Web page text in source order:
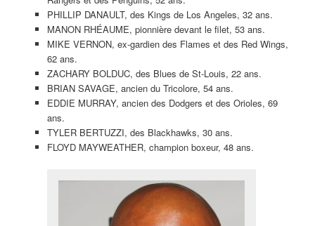
PHILLIP DANAULT, des Kings de Los Angeles, 32 ans.
MANON RHÉAUME, pionnière devant le filet, 53 ans.
MIKE VERNON, ex-gardien des Flames et des Red Wings,
62 ans.
ZACHARY BOLDUC, des Blues de St-Louis, 22 ans.
BRIAN SAVAGE, ancien du Tricolore, 54 ans.
EDDIE MURRAY, ancien des Dodgers et des Orioles, 69
ans.
TYLER BERTUZZI, des Blackhawks, 30 ans.
FLOYD MAYWEATHER, champion boxeur, 48 ans.